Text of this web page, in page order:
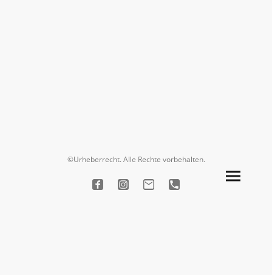
©Urheberrecht. Alle Rechte vorbehalten.